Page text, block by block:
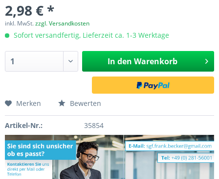
2,98 € *
inkl. MwSt.zzgl. Versandkosten
Sofort versandfertig, Lieferzeit ca. 1-3 Werktage
In den Warenkorb
Merken Bewerten
Artikel-Nr.: 35854